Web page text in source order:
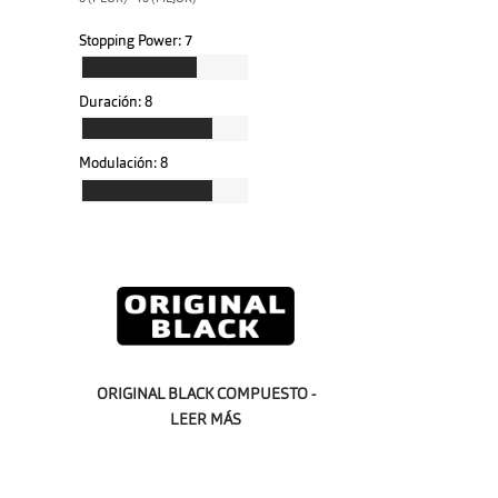
Stopping Power:7
Duración:8
Modulación:8
ORIGINAL BLACK COMPUESTO -
LEER MÁS